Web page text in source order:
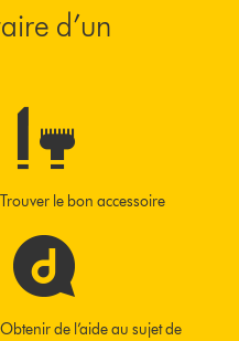
d’un
Trouver le bon accessoire
Obtenir de l’aide au sujet de